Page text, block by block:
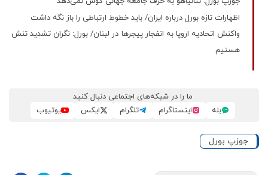
اظهارات تازه بورل درباره ایران/ باید خطوط ارتباطی را باز نگه داشت
واکنش اتحادیه اروپا به انفجار پیجرها در لبنان/ بورل: نگران تشدید تنش
هستیم
ما را در شبکه‌های اجتماعی دنبال کنید
بله
اینستاگرام تلگرام ایکس یوتیوب
جوزپ بورل